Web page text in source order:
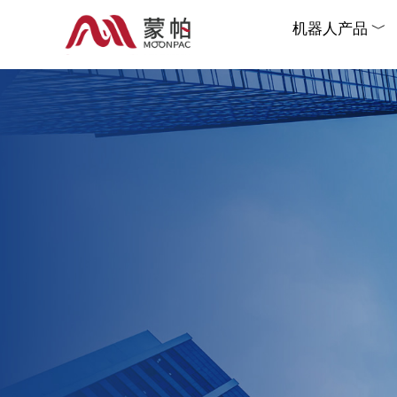
机器人产品 ﹀
机器人产品 ﹀
机器人产品 ﹀
机器人产品 ﹀